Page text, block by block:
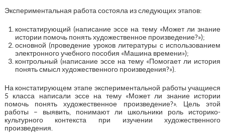
Экспериментальная работа состояла из следующих этапов:
констатирующий (написание эссе на тему «Может ли знание
истории помочь понять художественное произведение?»);
основной (проведение уроков литературы с использованием
электронного учебного пособия «Машина времени»);
контрольный (написание эссе на тему «Помогает ли история
понять смысл художественного произведения?»).
На констатирующем этапе экспериментальной работы учащиеся
5 класса написали эссе на тему «Может ли знание истории
помочь понять художественное произведение?». Цель этой
работы – выявить, понимают ли школьники роль историко-
культурного контекста при изучении художественного
произведения.